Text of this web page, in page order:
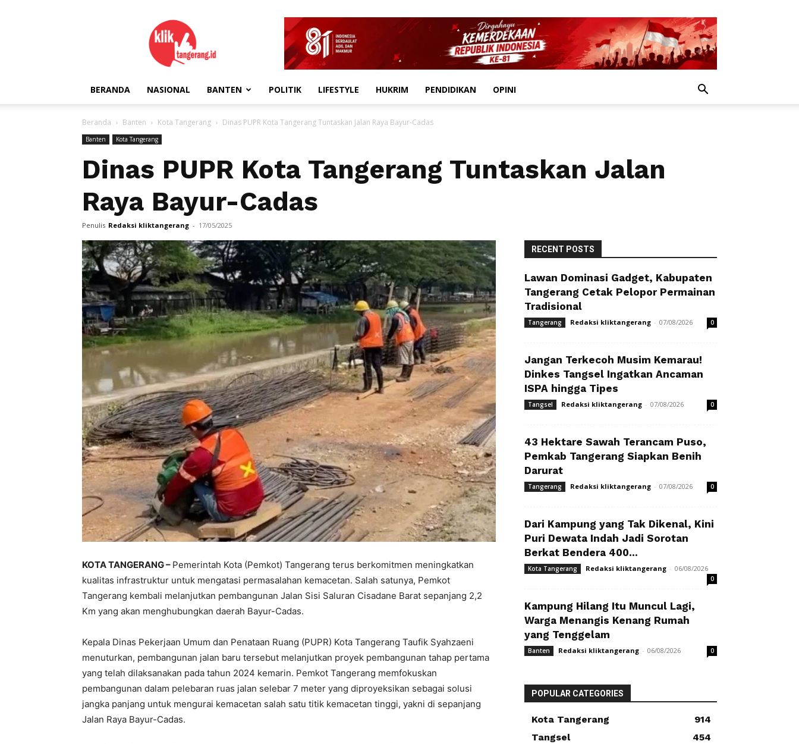
kliktangerang.id
BERANDA NASIONAL BANTEN POLITIK LIFESTYLE HUKRIM PENDIDIKAN OPINI
Beranda Banten Kota Tangerang Dinas PUPR Kota Tangerang Tuntaskan Jalan Raya Bayur-Cadas
Banten Kota Tangerang
Dinas PUPR Kota Tangerang Tuntaskan Jalan
Raya Bayur-Cadas
Penulis Redaksi kliktangerang - 17/05/2025
KOTA TANGERANG – Pemerintah Kota (Pemkot) Tangerang terus berkomitmen meningkatkan
kualitas infrastruktur untuk mengatasi permasalahan kemacetan. Salah satunya, Pemkot
Tangerang kembali melanjutkan pembangunan Jalan Sisi Saluran Cisadane Barat sepanjang 2,2
Km yang akan menghubungkan daerah Bayur-Cadas.
Kepala Dinas Pekerjaan Umum dan Penataan Ruang (PUPR) Kota Tangerang Taufik Syahzaeni
menuturkan, pembangunan jalan baru tersebut melanjutkan proyek pembangunan tahap pertama
yang telah dilaksanakan pada tahun 2024 kemarin. Pemkot Tangerang memfokuskan
pembangunan dalam pelebaran ruas jalan selebar 7 meter yang diproyeksikan sebagai solusi
jangka panjang untuk mengurai kemacetan salah satu titik kemacetan tinggi, yakni di sepanjang
Jalan Raya Bayur-Cadas.
RECENT POSTS
Lawan Dominasi Gadget, Kabupaten
Tangerang Cetak Pelopor Permainan
Tradisional
Tangerang Redaksi kliktangerang - 07/08/2026 0
Jangan Terkecoh Musim Kemarau!
Dinkes Tangsel Ingatkan Ancaman
ISPA hingga Tipes
Tangsel Redaksi kliktangerang - 07/08/2026 0
43 Hektare Sawah Terancam Puso,
Pemkab Tangerang Siapkan Benih
Darurat
Tangerang Redaksi kliktangerang - 07/08/2026 0
Dari Kampung yang Tak Dikenal, Kini
Puri Dewata Indah Jadi Sorotan
Berkat Bendera 400...
Kota Tangerang Redaksi kliktangerang - 06/08/2026
0
Kampung Hilang Itu Muncul Lagi,
Warga Menangis Kenang Rumah
yang Tenggelam
Banten Redaksi kliktangerang - 06/08/2026 0
POPULAR CATEGORIES
Kota Tangerang
914
Tangsel
454